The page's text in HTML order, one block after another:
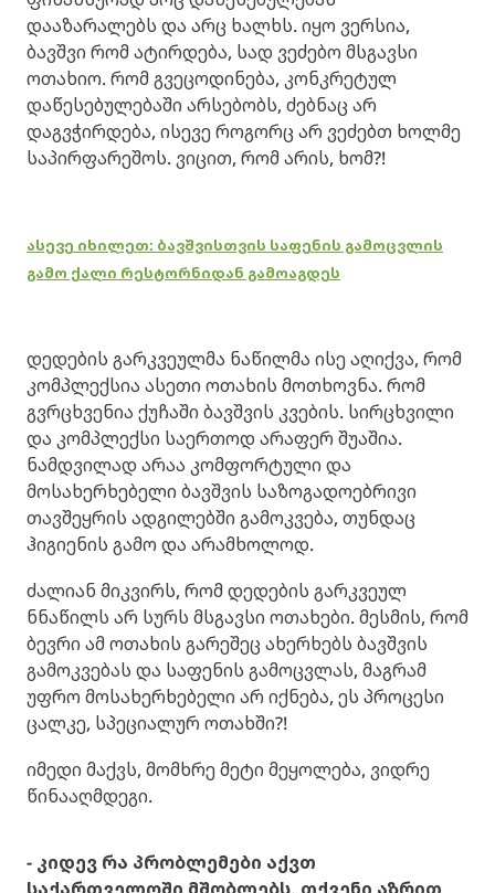
დააზარალებს და არც ხალხს. იყო ვერსია,
ბავშვი რომ ატირდება, სად ვეძებო მსგავსი
ოთახიო. რომ გვეცოდინება, კონკრეტულ
დაწესებულებაში არსებობს, ძებნაც არ
დაგვჭირდება, ისევე როგორც არ ვეძებთ ხოლმე
საპირფარეშოს. ვიცით, რომ არის, ხომ?!
ასევე იხილეთ: ბავშვისთვის საფენის გამოცვლის
გამო ქალი რესტორნიდან გამოაგდეს
დედების გარკვეულმა ნაწილმა ისე აღიქვა, რომ
კომპლექსია ასეთი ოთახის მოთხოვნა. რომ
გვრცხვენია ქუჩაში ბავშვის კვების. სირცხვილი
და კომპლექსი საერთოდ არაფერ შუაშია.
ნამდვილად არაა კომფორტული და
მოსახერხებელი ბავშვის საზოგადოებრივი
თავშეყრის ადგილებში გამოკვება, თუნდაც
ჰიგიენის გამო და არამხოლოდ.
ძალიან მიკვირს, რომ დედების გარკვეულ
ნნაწილს არ სურს მსგავსი ოთახები. მესმის, რომ
ბევრი ამ ოთახის გარეშეც ახერხებს ბავშვის
გამოკვებას და საფენის გამოცვლას, მაგრამ
უფრო მოსახერხებელი არ იქნება, ეს პროცესი
ცალკე, სპეციალურ ოთახში?!
იმედი მაქვს, მომხრე მეტი მეყოლება, ვიდრე
წინააღმდეგი.
- კიდევ რა პრობლემები აქვთ